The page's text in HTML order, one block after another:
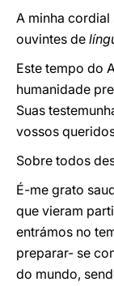
A minha
ouvintes de
Este tempo do
humanidade
Suas
vossos
Sobre todos
É-me grato
que vieram
entrámos no
preparar- se
do mundo,